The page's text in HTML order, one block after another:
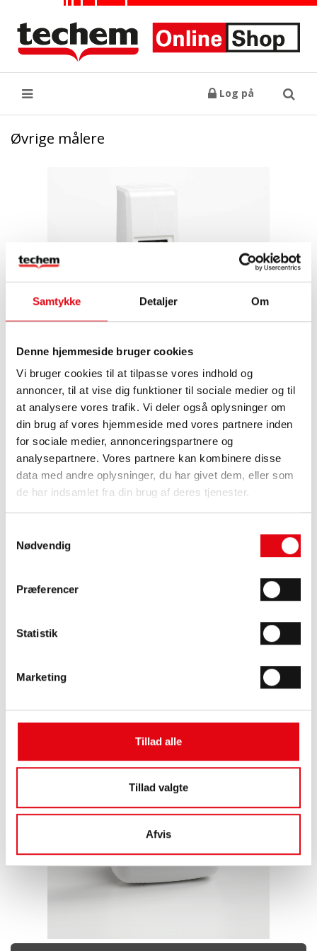
Samtykke Detaljer Om
Denne hjemmeside bruger cookies
Vi bruger cookies til at tilpasse vores indhold og
annoncer, til at vise dig funktioner til sociale medier og til
at analysere vores trafik. Vi deler også oplysninger om
din brug af vores hjemmeside med vores partnere inden
for sociale medier, annonceringspartnere og
analysepartnere. Vores partnere kan kombinere disse
data med andre oplysninger, du har givet dem, eller som
de har indsamlet fra din brug af deres tjenester.
Nødvendig
Præferencer
Statistik
Marketing
Tillad alle
Tillad valgte
Afvis
Log på Søg
Øvrige målere
Varmefordelingsmåler